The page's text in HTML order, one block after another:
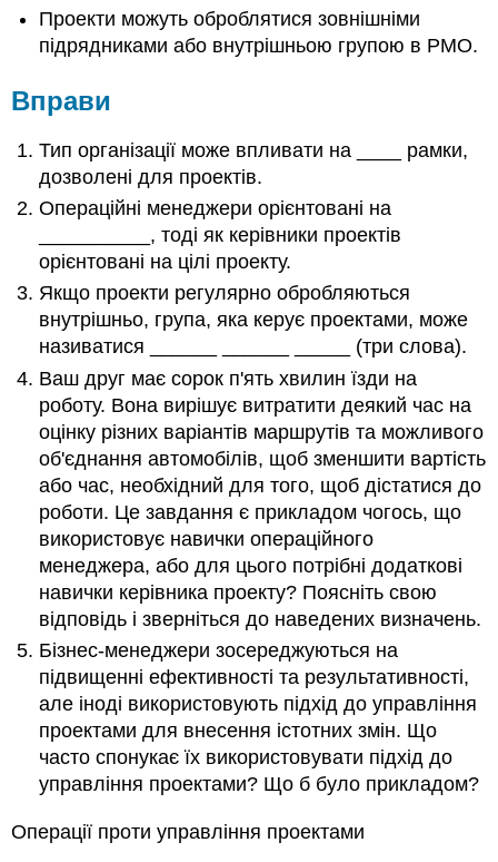
Проекти можуть оброблятися зовнішніми
підрядниками або внутрішньою групою в PMO.
Вправи
Тип організації може впливати на ____ рамки,
дозволені для проектів.
Операційні менеджери орієнтовані на
__________, тоді як керівники проектів
орієнтовані на цілі проекту.
Якщо проекти регулярно обробляються
внутрішньо, група, яка керує проектами, може
називатися ______ ______ _____ (три слова).
Ваш друг має сорок п'ять хвилин їзди на
роботу. Вона вирішує витратити деякий час на
оцінку різних варіантів маршрутів та можливого
об'єднання автомобілів, щоб зменшити вартість
або час, необхідний для того, щоб дістатися до
роботи. Це завдання є прикладом чогось, що
використовує навички операційного
менеджера, або для цього потрібні додаткові
навички керівника проекту? Поясніть свою
відповідь і зверніться до наведених визначень.
Бізнес-менеджери зосереджуються на
підвищенні ефективності та результативності,
але іноді використовують підхід до управління
проектами для внесення істотних змін. Що
часто спонукає їх використовувати підхід до
управління проектами? Що б було прикладом?
Операції проти управління проектами